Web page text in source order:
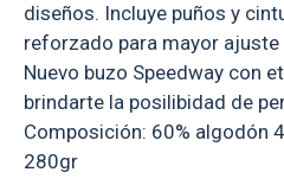
diseños. Incluye puños y
reforzado para mayor ajuste
Nuevo buzo Speedway con
brindarte la posilibidad de
Composición: 60% algodón
280gr